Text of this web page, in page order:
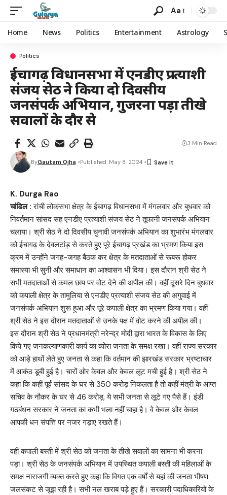
Aa
Home News Politics Entertainment Astrology
Politics
ईचागढ़ विधानसभा में एनडीए प्रत्याशी
संजय सेठ ने किया दो दिवसीय
जनसंपर्क अभियान, गुजरना पड़ा तीखे
सवालों के दौर से
ByGautam Ojha Published: May 8, 2024
3 Min Read
K. Durga Rao
चांडिल : रांची लोकसभा क्षेत्र के ईचागढ़ विधानसभा में मंगलवार और बुधवार को
निवर्तमान सांसद सह एनडीए प्रत्याशी संजय सेठ ने तूफानी जनसंपर्क अभियान
चलाया। श्री सेठ ने दो दिवसीय चुनावी जनसंपर्क अभियान का शुभारंभ मंगलवार
को ईचागढ़ के देवलटांड़ से करते हुए पूरे ईचागढ़ प्रखंड का भ्रमण किया इस
क्रम में उन्होंने जगह-जगह बैठक कर क्षेत्र के मतदाताओं से रूबरू होकर
समास्या भी सुनी और समाधान का आश्वासन भी दिया। इस दौरान श्री सेठ ने
सभी मतदाताओं से कमल छाप पर वोट देने की अपील की। वहीं दूसरे दिन बुधवार
को कपाली क्षेत्र के तामुलिया से एनडीए प्रत्याशी संजय सेठ की अगुवाई में
जनसंपर्क अभियान शुरू हुआ और पूरे कपाली क्षेत्र का भ्रमण किया गया। वहीं
श्री सेठ ने इस दौरान मतदाताओं से उनके पक्ष में वोट करने की अपील की।
इस दौरान श्री सेठ ने प्रधानमंत्री नरेन्द्र मोदी द्वारा भारत के विकास के लिए
किये गए जनकल्याणकारी कार्य का व्योरा जनता के समक्ष रखा। वहीं राज्य सरकार
को आड़े हाथों लेते हुए जनता से कहा कि वर्तमान की झारखंड सरकार भ्रष्टाचार
में आकंठ डूबी हुई है। चारों ओर केवल और केवल लूट मची हुई है। श्री सेठ ने
कहा कि कहीं पूर्व सांसद के घर से 350 करोड़ निकलता है तो कहीं मंत्री के आप्त
सचिव के नौकर के घर से 46 करोड़, ये सभी जनता से लूटे गए पैसे हैं। इंडी
गठबंधन सरकार ने जनता का कभी भला नहीं चाहा है। वे केवल और केवल
आपकी धन संपत्ति पर नजर गड़ाए रखते हैं।
वहीं कपाली बस्ती में श्री सेठ को जनता के तीखे सवालों का सामना भी करना
पड़ा। श्री सेठ के जनसंपर्क अभियान में उपस्थित कपाली बस्ती की महिलाओं के
समक्ष नाराजगी व्यक्त करते हुए कहा कि विगत एक वर्षों से यहां की जनता भीषण
जलसंकट से जूझ रही है। सभी नल खराब पड़े हुए हैं। सरकारी पदाधिकारियों के